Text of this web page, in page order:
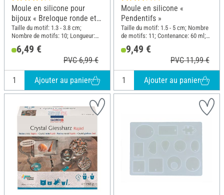
Moule en silicone pour
bijoux « Breloque ronde et
ovale »
Taille du motif: 1.3 - 3.8 cm;
Nombre de motifs: 10; Longueur:
21.5 cm; Largeur: 4 cm; Matériau:
Silicone
6,49 €
PVC 6,99 €
Ajouter au panier
Moule en silicone «
Pendentifs »
Taille du motif: 1.5 - 5 cm; Nombre
de motifs: 11; Contenance: 60 ml;
Longueur: 14.5 cm; Largeur: 26 cm;
Hauteur: 1 cm; Matériau: Silicone
9,49 €
PVC 11,99 €
Ajouter au panier